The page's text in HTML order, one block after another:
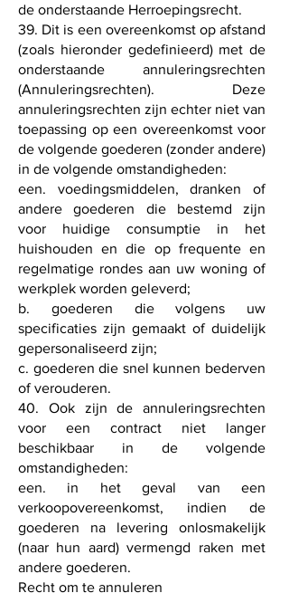
de onderstaande Herroepingsrecht.
39. Dit is een overeenkomst op afstand
(zoals hieronder gedefinieerd) met de
onderstaande annuleringsrechten
(Annuleringsrechten). Deze
annuleringsrechten zijn echter niet van
toepassing op een overeenkomst voor
de volgende goederen (zonder andere)
in de volgende omstandigheden:
een. voedingsmiddelen, dranken of
andere goederen die bestemd zijn
voor huidige consumptie in het
huishouden en die op frequente en
regelmatige rondes aan uw woning of
werkplek worden geleverd;
b. goederen die volgens uw
specificaties zijn gemaakt of duidelijk
gepersonaliseerd zijn;
c. goederen die snel kunnen bederven
of verouderen.
40. Ook zijn de annuleringsrechten
voor een contract niet langer
beschikbaar in de volgende
omstandigheden:
een. in het geval van een
verkoopovereenkomst, indien de
goederen na levering onlosmakelijk
(naar hun aard) vermengd raken met
andere goederen.
Recht om te annuleren